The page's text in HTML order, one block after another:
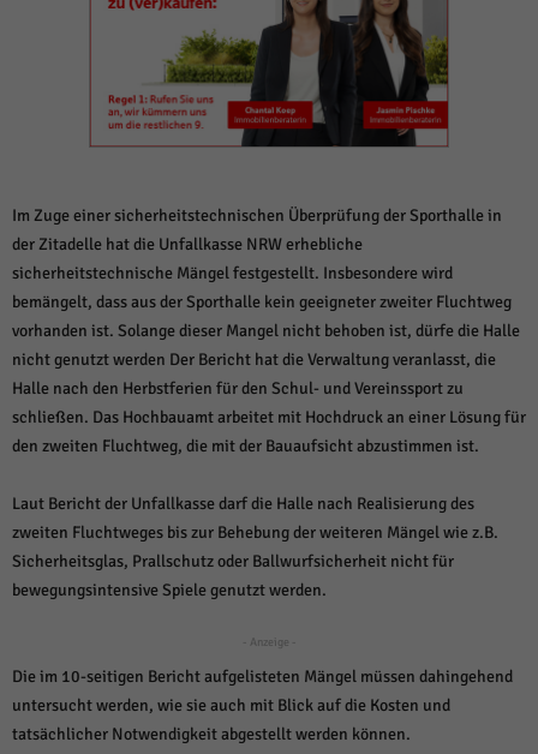
Im Zuge einer sicherheitstechnischen Überprüfung der Sporthalle in
der Zitadelle hat die Unfallkasse NRW erhebliche
sicherheitstechnische Mängel festgestellt. Insbesondere wird
bemängelt, dass aus der Sporthalle kein geeigneter zweiter Fluchtweg
vorhanden ist. Solange dieser Mangel nicht behoben ist, dürfe die Halle
nicht genutzt werden Der Bericht hat die Verwaltung veranlasst, die
Halle nach den Herbstferien für den Schul- und Vereinssport zu
schließen. Das Hochbauamt arbeitet mit Hochdruck an einer Lösung für
den zweiten Fluchtweg, die mit der Bauaufsicht abzustimmen ist.
Laut Bericht der Unfallkasse darf die Halle nach Realisierung des
zweiten Fluchtweges bis zur Behebung der weiteren Mängel wie z.B.
Sicherheitsglas, Prallschutz oder Ballwurfsicherheit nicht für
bewegungsintensive Spiele genutzt werden.
- Anzeige -
Die im 10-seitigen Bericht aufgelisteten Mängel müssen dahingehend
untersucht werden, wie sie auch mit Blick auf die Kosten und
tatsächlicher Notwendigkeit abgestellt werden können.
Alle akzeptieren Speichern und weiter
Zurück
Datenschutzeinstellungen
Essenzielle Cookies ermöglichen grundlegende Funktionen und sind für die
einwandfreie Funktion der Website erforderlich.
Cookie-Informationen anzeigen
Statistiken (1)
Statistik Cookies erfassen Informationen anonym. Diese Informationen helfen
uns zu verstehen, wie unsere Besucher unsere Website nutzen.
Cookie-Informationen anzeigen
Marketing (1)
Marketing-Cookies werden von Drittanbietern oder Publishern verwendet,
um personalisierte Werbung anzuzeigen. Sie tun dies, indem sie Besucher
über Websites hinweg verfolgen.
Cookie-Informationen anzeigen
standardmäßig blockiert. Wenn Cookies von externen Medien akzeptiert
werden, bedarf der Zugriff auf diese Inhalte keiner manuellen Einwilligung
mehr.